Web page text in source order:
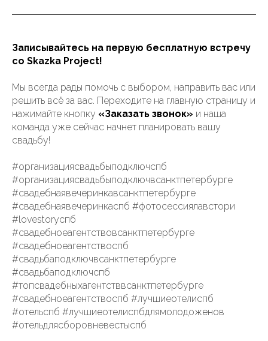
Записывайтесь на первую бесплатную встречу
со Skazka Project!
Мы всегда рады помочь с выбором, направить вас или
решить всё за вас. Переходите на главную страницу и
нажимайте кнопку «Заказать звонок» и наша
команда уже сейчас начнет планировать вашу
свадьбу!
#организациясвадьбыподключспб
#организациясвадьбыподключвсанктпетербурге
#свадебнаявечеринкавсанктпетербурге
#свадебнаявечеринкаспб #фотосессиялавстори
#lovestoryспб
#свадебноеагентствовсанктпетербурге
#свадебноеагентствоспб
#свадьбаподключвсанктпетербурге
#свадьбаподключспб
#топсвадебныхагентстввсанктпетербурге
#свадебноеагентствоспб #лучшиеотелиспб
#отельспб #лучшиеотелиспбдлямолодоженов
#отельдлясборовневестыспб